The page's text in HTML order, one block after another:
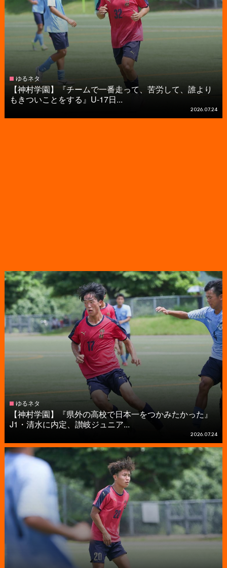
ゆるネタ
【神村学園】『チームで一番走って、苦労して、誰より
もきついことをする』U-17日...
2026.07.24
ゆるネタ
【神村学園】『県外の高校で日本一をつかみたかった』
J1・清水に内定、讃岐ジュニア...
2026.07.24